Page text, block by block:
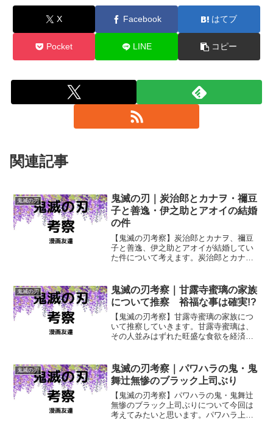
X Facebook はてブ
Pocket LINE コピー
関連記事
鬼滅の刃
鬼滅の刃｜炭治郎とカナヲ・禰豆
子と善逸・伊之助とアオイの結婚
の件
【鬼滅の刃考察】炭治郎とカナヲ、禰豆
子と善逸、伊之助とアオイが結婚してい
た件について考えます。炭治郎とカナ
します。
鬼滅の刃
鬼滅の刃考察｜甘露寺蜜璃の家族
について推察 裕福な事は確実!?
【鬼滅の刃考察】甘露寺蜜璃の家族につ
いて推察していきます。甘露寺蜜璃は、
その人並みはずれた旺盛な食欲を経済的
のではないでしょうか？
鬼滅の刃
鬼滅の刃考察｜パワハラの鬼・鬼
舞辻無惨のブラック上司ぶり
【鬼滅の刃考察】パワハラの鬼・鬼舞辻
無惨のブラック上司ぶりについて今回は
考えてみたいと思います。パワハラ上